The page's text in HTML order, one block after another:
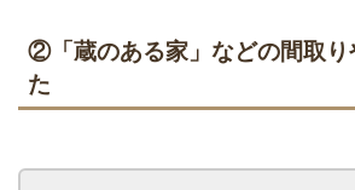
②「蔵のある家」などの間取り
た